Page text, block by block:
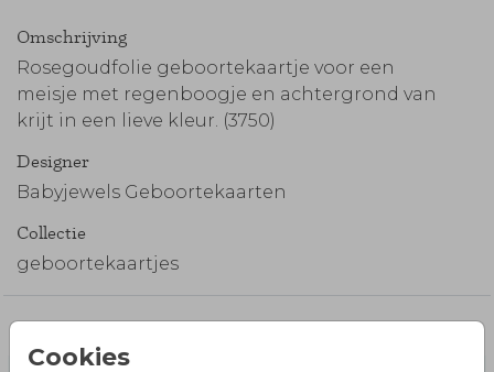
Cookies
Omschrijving
Rosegoudfolie geboortekaartje voor een
meisje met regenboogje en achtergrond van
krijt in een lieve kleur. (3750)
Designer
Babyjewels Geboortekaarten
Collectie
geboortekaartjes